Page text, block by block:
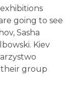
going to see
Sasha
Kiev
their group